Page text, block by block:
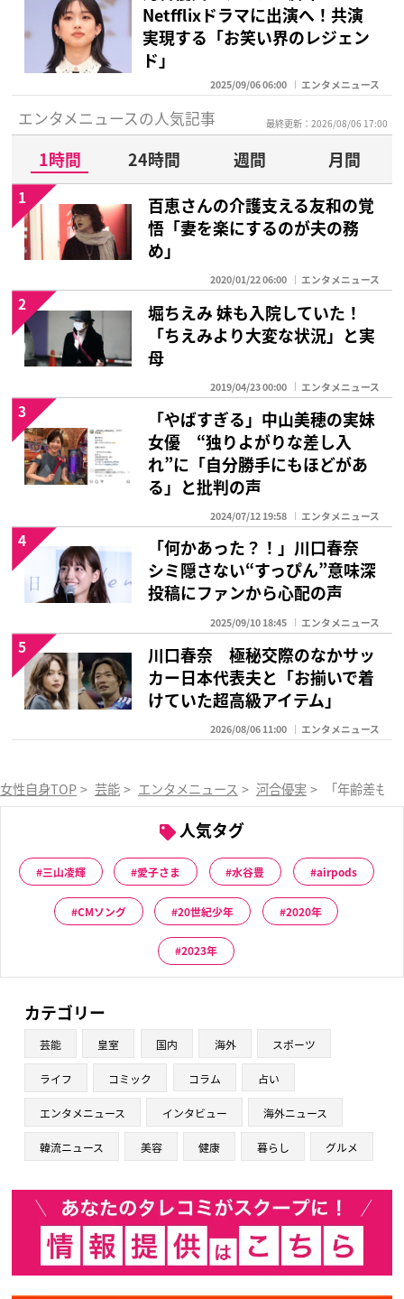
Netfflixドラマに出演へ！共演
実現する「お笑い界のレジェン
ド」
2025/09/06 06:00 エンタメニュース
エンタメニュースの人気記事 最終更新：2026/08/06 17:00
1時間 24時間 週間
月間
百恵さんの介護支える友和の覚
悟「妻を楽にするのが夫の務
め」
2020/01/22 06:00 エンタメニュース
1
堀ちえみ 妹も入院していた！
「ちえみより大変な状況」と実
母
2019/04/23 00:00 エンタメニュース
2
「やばすぎる」中山美穂の実妹
女優 “独りよがりな差し入
れ”に「自分勝手にもほどがあ
る」と批判の声
2024/07/12 19:58 エンタメニュース
3
「何かあった？！」川口春奈
シミ隠さない“すっぴん”意味深
投稿にファンから心配の声
2025/09/10 18:45 エンタメニュース
4
川口春奈 極秘交際のなかサッ
カー日本代表夫と「お揃いで着
けていた超高級アイテム」
2026/08/06 11:00 エンタメニュース
5
女性自身TOP > 芸能 > エンタメニュース > 河合優実 > 「年齢差も
人気タグ
三山凌輝 愛子さま 水谷豊 airpods
CMソング 20世紀少年 2020年
2023年
カテゴリー
芸能 皇室 国内 海外 スポーツ
ライフ コミック コラム 占い
エンタメニュース インタビュー 海外ニュース
韓流ニュース 美容 健康 暮らし グルメ